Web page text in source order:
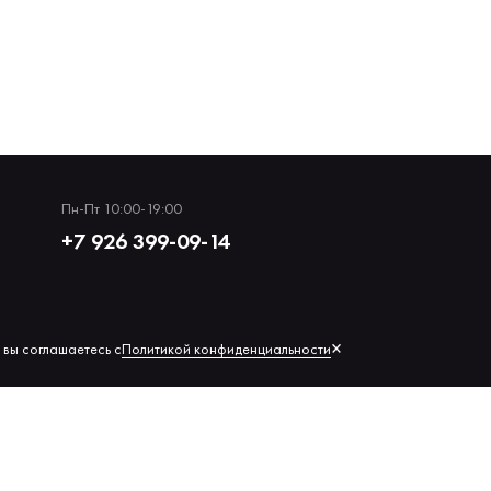
Пн-Пт 10:00-19:00
+7 926 399-09-14
соглашаетесь сПолитикой конфиденциальности×